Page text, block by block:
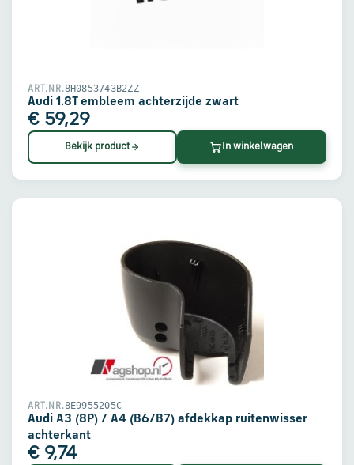
ART.NR.8H0853743B2ZZ
Audi 1.8T embleem achterzijde zwart
€ 59,29
Bekijk product In winkelwagen
ART.NR.8E9955205C
Audi A3 (8P) / A4 (B6/B7) afdekkap ruitenwisser
achterkant
€ 9,74